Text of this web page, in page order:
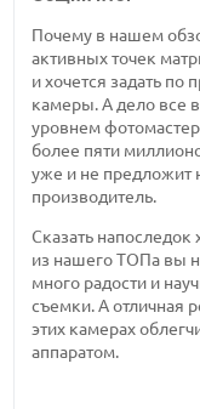
Почему в нашем
активных точек
и хочется задать по
камеры. А дело все
уровнем
более пяти
уже и не предложит
производитель.
Сказать
из нашего ТОПа вы
много радости и
съемки. А отличная
этих камерах
аппаратом.